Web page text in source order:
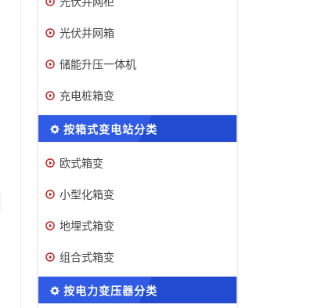
光伏并网箱
储能升压一体机
充电桩箱变
按箱式变电站分类
欧式箱变
小型化箱变
地埋式箱变
组合式箱变
按电力变压器分类